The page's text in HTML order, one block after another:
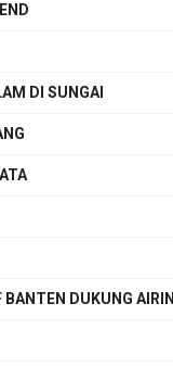
DI SUNGAI
DUKUNG AIRIN